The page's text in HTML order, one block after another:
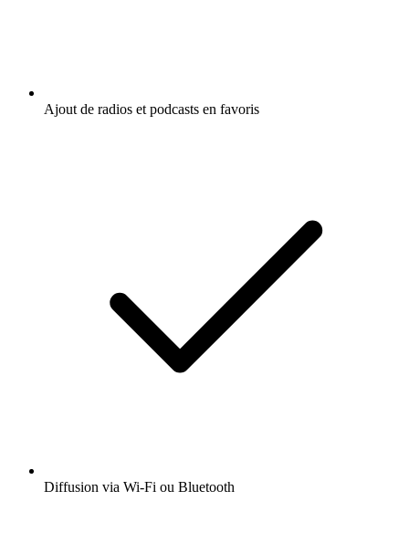
Ajout de radios et podcasts en favoris
Diffusion via Wi-Fi ou Bluetooth